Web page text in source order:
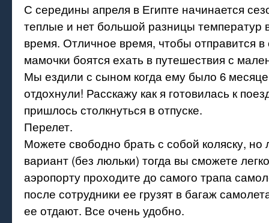
С середины апреля в Египте начинается
теплые и нет большой разницы температур
время. Отличное время, чтобы отправится в
мамочки боятся ехать в путешествия с
Мы ездили с сыном когда ему было 6
отдохнули! Расскажу как я готовилась к
пришлось столкнуться в отпуске.
Перелет.
Можете свободно брать с собой коляску, но
вариант (без люльки) тогда вы сможете
аэропорту проходите до самого трапа
после сотрудники ее грузят в багаж
ее отдают. Все очень удобно.